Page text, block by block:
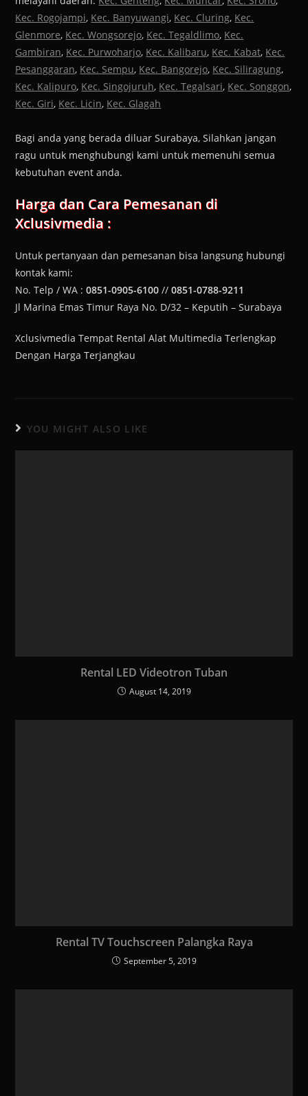
Kec. Rogojampi, Kec. Banyuwangi, Kec. Cluring, Kec.
Glenmore, Kec. Wongsorejo, Kec. Tegaldlimo, Kec.
Gambiran, Kec. Purwoharjo, Kec. Kalibaru, Kec. Kabat, Kec.
Pesanggaran, Kec. Sempu, Kec. Bangorejo, Kec. Siliragung,
Kec. Kalipuro, Kec. Singojuruh, Kec. Tegalsari, Kec. Songgon,
Kec. Giri, Kec. Licin, Kec. Glagah
Bagi anda yang berada diluar Surabaya, Silahkan jangan
ragu untuk menghubungi kami untuk memenuhi semua
kebutuhan event anda.
Harga dan Cara Pemesanan di
Xclusivmedia :
Untuk pertanyaan dan pemesanan bisa langsung hubungi
kontak kami:
No. Telp / WA :0851-0905-6100 //0851-0788-9211
Jl Marina Emas Timur Raya No. D/32 – Keputih – Surabaya
Xclusivmedia Tempat Rental Alat Multimedia Terlengkap
Dengan Harga Terjangkau
YOU MIGHT ALSO LIKE
Rental LED Videotron Tuban
August 14, 2019
Rental TV Touchscreen Palangka Raya
September 5, 2019